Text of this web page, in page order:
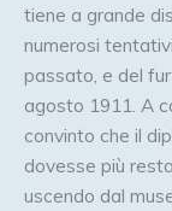
tiene a grande
numerosi
passato, e del
agosto 1911. A
convinto che il
dovesse più
uscendo dal